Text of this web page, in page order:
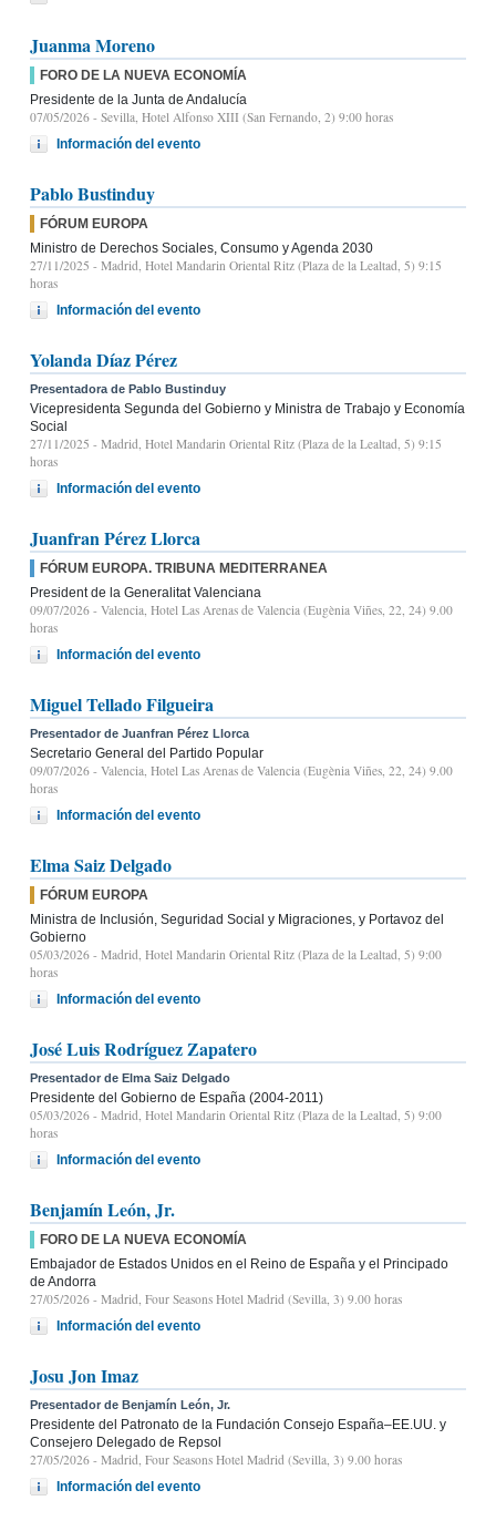
Juanma Moreno
FORO DE LA NUEVA ECONOMÍA
Presidente de la Junta de Andalucía
07/05/2026 - Sevilla, Hotel Alfonso XIII (San Fernando, 2) 9:00 horas
Información del evento
Pablo Bustinduy
FÓRUM EUROPA
Ministro de Derechos Sociales, Consumo y Agenda 2030
27/11/2025 - Madrid, Hotel Mandarin Oriental Ritz (Plaza de la Lealtad, 5) 9:15
horas
Información del evento
Yolanda Díaz Pérez
Presentadora de Pablo Bustinduy
Vicepresidenta Segunda del Gobierno y Ministra de Trabajo y Economía
Social
27/11/2025 - Madrid, Hotel Mandarin Oriental Ritz (Plaza de la Lealtad, 5) 9:15
horas
Información del evento
Juanfran Pérez Llorca
FÓRUM EUROPA. TRIBUNA MEDITERRANEA
President de la Generalitat Valenciana
09/07/2026 - Valencia, Hotel Las Arenas de Valencia (Eugènia Viñes, 22, 24) 9.00
horas
Información del evento
Miguel Tellado Filgueira
Presentador de Juanfran Pérez Llorca
Secretario General del Partido Popular
09/07/2026 - Valencia, Hotel Las Arenas de Valencia (Eugènia Viñes, 22, 24) 9.00
horas
Información del evento
Elma Saiz Delgado
FÓRUM EUROPA
Ministra de Inclusión, Seguridad Social y Migraciones, y Portavoz del
Gobierno
05/03/2026 - Madrid, Hotel Mandarin Oriental Ritz (Plaza de la Lealtad, 5) 9:00
horas
Información del evento
José Luis Rodríguez Zapatero
Presentador de Elma Saiz Delgado
Presidente del Gobierno de España (2004-2011)
05/03/2026 - Madrid, Hotel Mandarin Oriental Ritz (Plaza de la Lealtad, 5) 9:00
horas
Información del evento
Benjamín León, Jr.
FORO DE LA NUEVA ECONOMÍA
Embajador de Estados Unidos en el Reino de España y el Principado
de Andorra
27/05/2026 - Madrid, Four Seasons Hotel Madrid (Sevilla, 3) 9.00 horas
Información del evento
Josu Jon Imaz
Presentador de Benjamín León, Jr.
Presidente del Patronato de la Fundación Consejo España–EE.UU. y
Consejero Delegado de Repsol
27/05/2026 - Madrid, Four Seasons Hotel Madrid (Sevilla, 3) 9.00 horas
Información del evento